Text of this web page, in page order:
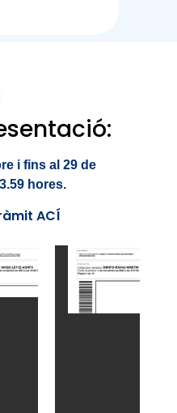
i fins al 29 de
hores.
ACÍ